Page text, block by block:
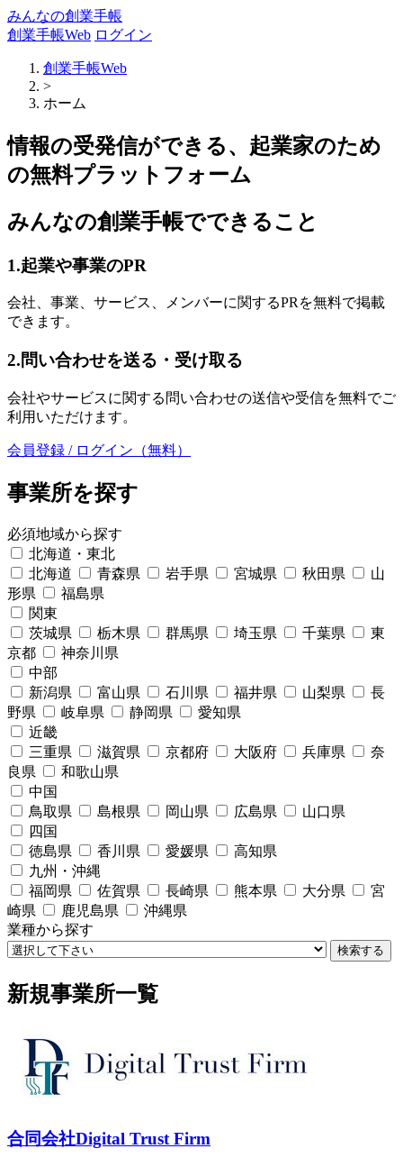
みんなの創業手帳
創業手帳Web ログイン
創業手帳Web
>
ホーム
情報の受発信ができる、起業家のため
の無料プラットフォーム
みんなの創業手帳でできること
1.起業や事業のPR
会社、事業、サービス、メンバーに関するPRを無料で掲載
できます。
2.問い合わせを送る・受け取る
会社やサービスに関する問い合わせの送信や受信を無料でご
利用いただけます。
会員登録 / ログイン（無料）
事業所を探す
必須地域から探す
北海道・東北
北海道
青森県 岩手県 宮城県 秋田県
山
形県
福島県
関東
茨城県
栃木県 群馬県 埼玉県 千葉県
東
京都
神奈川県
中部
新潟県
富山県 石川県 福井県 山梨県
長
野県
岐阜県 静岡県
愛知県
近畿
三重県
滋賀県 京都府 大阪府 兵庫県
奈
良県
和歌山県
中国
鳥取県
島根県 岡山県 広島県
山口県
四国
徳島県
香川県 愛媛県
高知県
九州・沖縄
福岡県
佐賀県 長崎県 熊本県 大分県
宮
崎県
鹿児島県
沖縄県
業種から探す
検索する
新規事業所一覧
合同会社Digital Trust Firm